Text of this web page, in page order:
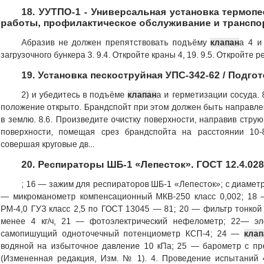
18. УУТПО-1 - Универсальная установка
работы, профилактическое обслуживание и
Абразив не должен препятствовать подъёмуклапана 4 и
загрузочного бункера 3. 9.4. Откройте краны 4, 19. 9.5. Откройте
19. Установка пескоструйная УПС-342-62 /
2) и убедитесь в подъёмеклапана и герметизации сосуда.
положение открыто. Брандспойт при этом должен быть
в землю. 8.6. Произведите очистку поверхности, направив
поверхности, помещая срез брандспойта на расстоянии
совершая круговые дв...
20. Респираторы ШБ-1 «Лепесток». ГОСТ
; 16 — зажим для респираторов ШБ-1 «Лепесток»; с
— микроманометр компенсационный МКВ-250 класс 0,002;
РМ-4,0 ГУЗ класс 2,5 по ГОСТ 13045 — 81; 20 — фильтр тонкой
менее 4 кг/ч, 21 — фотоэлектрический нефелометр; 22—
самопишущий одноточечный потенциометр КСП-4; 24 —
водяной на избыточное давление 10 кПа; 25 — барометр с
(Измененная редакция, Изм. № 1). 4. Проведение испытаний